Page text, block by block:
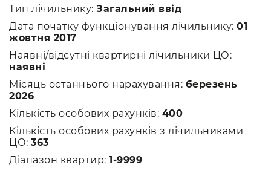
Тип лічильнику: Загальний ввід
Дата початку функціонування лічильнику: 01
жовтня 2017
Наявні/відсутні квартирні лічильники ЦО:
наявні
Місяць останнього нарахування: березень
2026
Кількість особових рахунків: 400
Кількість особових рахунків з лічильниками
ЦО: 363
Діапазон квартир: 1-9999